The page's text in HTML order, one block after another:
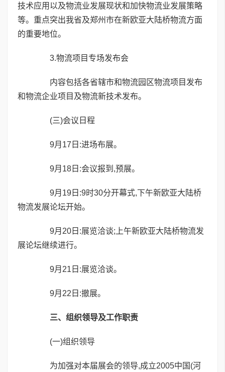
技术应用以及物流业发展现状和加快物流业发展策略
等。重点突出我省及郑州市在新欧亚大陆桥物流方面
的重要地位。
3.物流项目专场发布会
内容包括各省辖市和物流园区物流项目发布
和物流企业项目及物流新技术发布。
(三)会议日程
9月17日:进场布展。
9月18日:会议报到,预展。
9月19日:9时30分开幕式,下午新欧亚大陆桥
物流发展论坛开始。
9月20日:展览洽谈;上午新欧亚大陆桥物流发
展论坛继续进行。
9月21日:展览洽谈。
9月22日:撤展。
三、组织领导及工作职责
(一)组织领导
为加强对本届展会的领导,成立2005中国(河